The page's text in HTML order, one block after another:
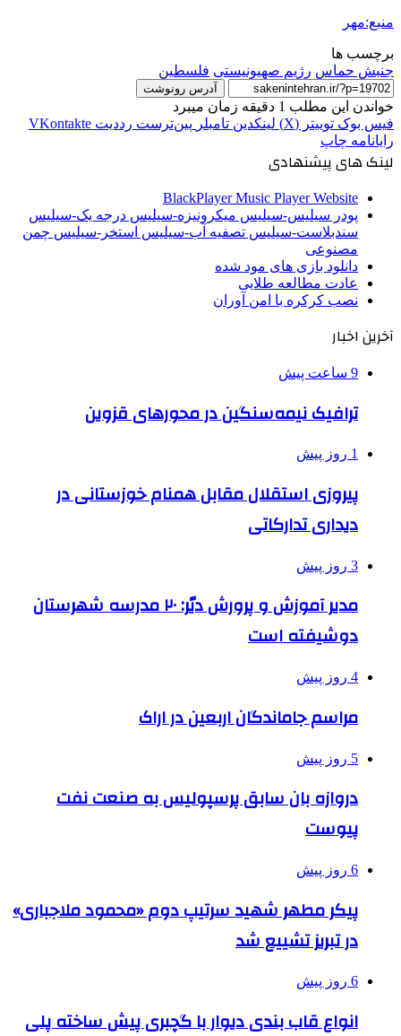
منبع:مهر
برچسب ها
جنبش حماس رژیم صهیونیستی فلسطین
آدرس رونوشت
خواندن این مطلب 1 دقیقه زمان میبرد
فیس بوک توییتر (X) لینکدین ‫تامبلر ‫پین‌ترست ‫رددیت ‫VKontakte
رایانامه چاپ
لینک های پیشنهادی
BlackPlayer Music Player Website
پودر سیلیس-سیلیس میکرونیزه-سیلیس درجه یک-سیلیس
سندبلاست-سیلیس تصفیه آب-سیلیس استخر-سیلیس چمن
مصنوعی
دانلود بازی های مود شده
عادت مطالعه طلایی
نصب کرکره با امن آوران
آخرین اخبار
9 ساعت پیش
ترافیک نیمه‌سنگین در محورهای قزوین
1 روز پیش
پیروزی استقلال مقابل همنام خوزستانی در
دیداری تدارکاتی
3 روز پیش
مدیر آموزش و پرورش دیّر: ۲۰ مدرسه شهرستان
دوشیفته است
4 روز پیش
مراسم جاماندگان اربعین در اراک
5 روز پیش
دروازه بان سابق پرسپولیس به صنعت نفت
پیوست
6 روز پیش
پیکر مطهر شهید سرتیپ دوم «محمود ملاجباری»
در تبریز تشییع شد
6 روز پیش
انواع قاب بندی دیوار با گچبری پیش ساخته پلی